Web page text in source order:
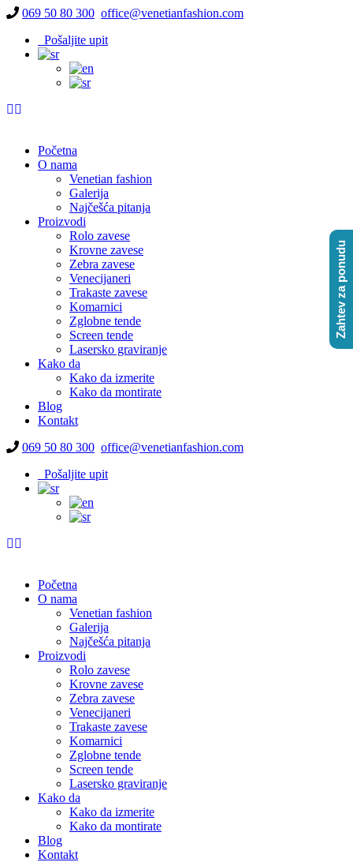
069 50 80 300 office@venetianfashion.com
Pošaljite upit
Početna
O nama
Venetian fashion
Galerija
Najčešća pitanja
Proizvodi
Rolo zavese
Krovne zavese
Zebra zavese
Venecijaneri
Trakaste zavese
Komarnici
Zglobne tende
Screen tende
Lasersko graviranje
Kako da
Kako da izmerite
Kako da montirate
Blog
Kontakt
069 50 80 300 office@venetianfashion.com
Pošaljite upit
Početna
O nama
Venetian fashion
Galerija
Najčešća pitanja
Proizvodi
Rolo zavese
Krovne zavese
Zebra zavese
Venecijaneri
Trakaste zavese
Komarnici
Zglobne tende
Screen tende
Lasersko graviranje
Kako da
Kako da izmerite
Kako da montirate
Blog
Kontakt
Zahtev za ponudu